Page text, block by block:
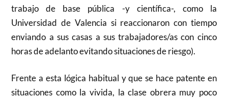
trabajo de base pública -y científica-, como la
Universidad de Valencia si reaccionaron con tiempo
enviando a sus casas a sus trabajadores/as con cinco
horas de adelanto evitando situaciones de riesgo).
Frente a esta lógica habitual y que se hace patente en
situaciones como la vivida, la clase obrera muy poco